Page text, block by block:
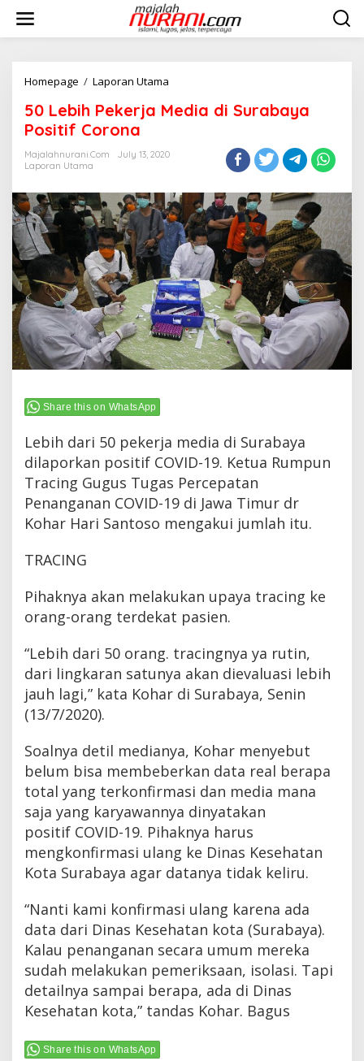
content
Homepage / Laporan Utama
Pekerja
Surabaya
50 Lebih Pekerja Media di Surabaya
Positif Corona
Majalahnurani.com
July 13, 2020
Laporan Utama
Share this on WhatsApp
Lebih dari 50 pekerja media di Surabaya
dilaporkan positif COVID-19. Ketua Rumpun
Tracing Gugus Tugas Percepatan
Penanganan COVID-19 di Jawa Timur dr
Kohar Hari Santoso mengakui jumlah itu.
TRACING
Pihaknya akan melakukan upaya tracing ke
orang-orang terdekat pasien.
“Lebih dari 50 orang. tracingnya ya rutin,
dari lingkaran satunya akan dievaluasi lebih
jauh lagi,” kata Kohar di Surabaya, Senin
(13/7/2020).
Soalnya detil medianya, Kohar menyebut
belum bisa membeberkan data real berapa
total yang terkonfirmasi dan media mana
saja yang karyawannya dinyatakan
positif COVID-19. Pihaknya harus
mengkonfirmasi ulang ke Dinas Kesehatan
Kota Surabaya agar datanya tidak keliru.
“Nanti kami konfirmasi ulang karena ada
data dari Dinas Kesehatan kota (Surabaya).
Kalau penanganan secara umum mereka
sudah melakukan pemeriksaan, isolasi. Tapi
detailnya sampai berapa, ada di Dinas
Kesehatan kota,” tandas Kohar. Bagus
Share this on WhatsApp